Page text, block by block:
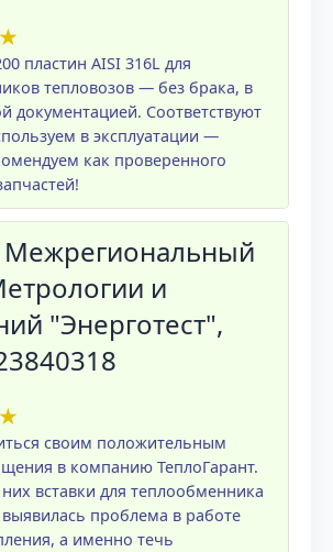
★
пластин AISI 316L для
тепловозов — без брака, в
документацией. Соответствуют
в эксплуатации —
как проверенного
и
"Энерготест",
★
своим положительным
в компанию ТеплоГарант.
вставки для теплообменника
выявилась проблема в работе
а именно течь